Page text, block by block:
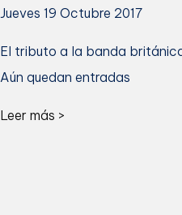
Jueves 19 Octubre 2017
El tributo a la banda
Aún quedan entradas
Leer más >